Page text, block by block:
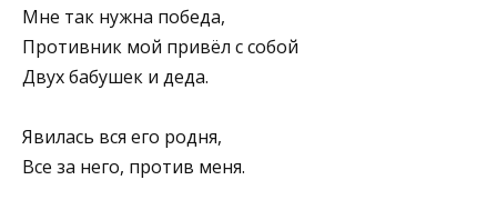
Мне так нужна победа,
Противник мой привёл с собой
Двух бабушек и деда.
Явилась вся его родня,
Все за него, против меня.